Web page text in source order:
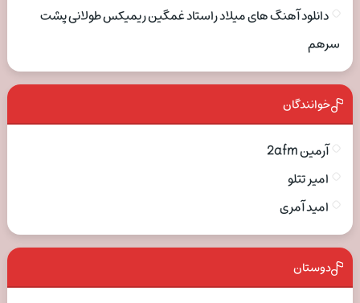
دانلود آهنگ های میلاد راستاد غمگین ریمیکس طولانی پشت
سرهم
خوانندگان
آرمین 2afm
امیر تتلو
امید آمری
دوستان